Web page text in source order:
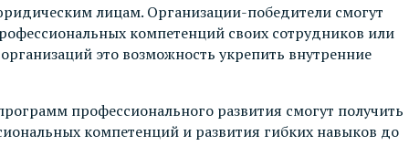
лицам. Организации-победители смогут
компетенций своих сотрудников или
это возможность укрепить внутренние
профессионального развития смогут получить
компетенций и развития гибких навыков до